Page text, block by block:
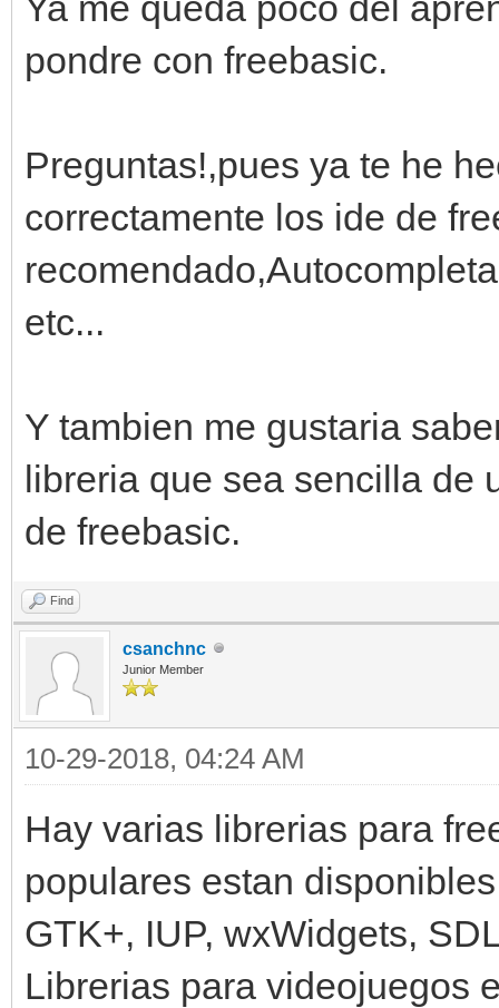
pondre con freebasic.
Preguntas!,pues ya te he
correctamente los ide de
etc...
Y tambien me gustaria
libreria que sea sencilla de
de freebasic.
Find
csanchnc
Junior Member
10-29-2018, 04:24 AM
Hay varias librerias para
populares estan
GTK+, IUP, wxWidgets,
Librerias para videojuegos